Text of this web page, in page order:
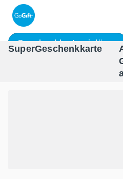
Geschenkkarte einlösen
SuperGeschenkkarte